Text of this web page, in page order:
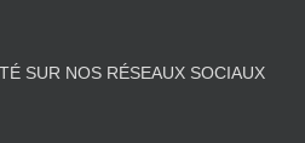
SUR NOS RÉSEAUX SOCIAUX